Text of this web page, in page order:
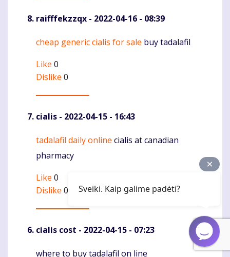
raifffekzzqx - 2022-04-16 - 08:39
Komentaras
cheap generic cialis for sale buy tadalafil
Like 0
Dislike 0
cialis - 2022-04-15 - 16:43
Komentaras
tadalafil daily online cialis at canadian
pharmacy
Like 0
Dislike 0
cialis cost - 2022-04-15 - 07:23
where to buy tadalafil on line
Sveiki. Kaip galime padėti?